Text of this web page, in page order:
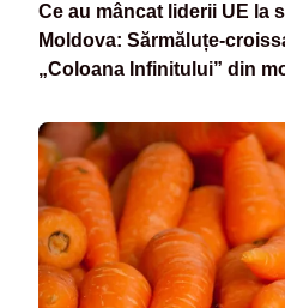
Ce au mâncat liderii UE la
Moldova: Sărmăluțe-
„Coloana Infinitului” din